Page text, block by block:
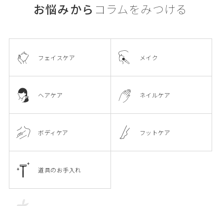
お悩みから コラムをみつける
フェイスケア メイク
ヘアケア ネイルケア
ボディケア フットケア
道具のお手入れ